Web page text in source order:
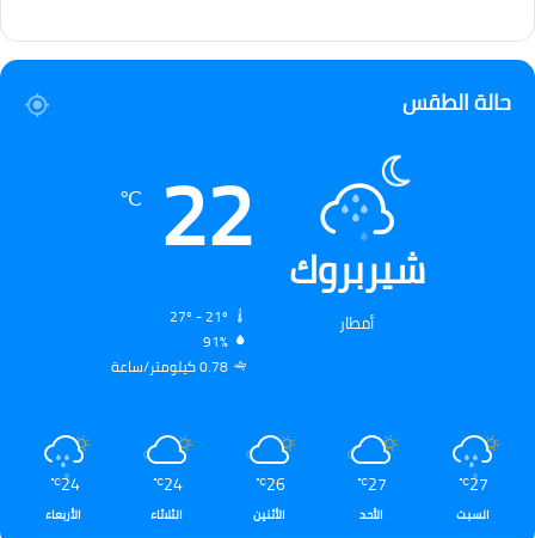
حالة الطقس
شيربروك
أمطار
22
℃
91%
0.78 كيلومتر/ساعة
27
℃
السبت
27
℃
الأحد
26
℃
الأثنين
24
℃
الثلاثاء
24
℃
الأربعاء